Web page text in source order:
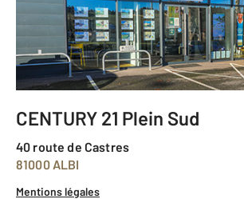
CENTURY 21 Plein Sud
40 route de Castres
81000 ALBI
Mentions légales